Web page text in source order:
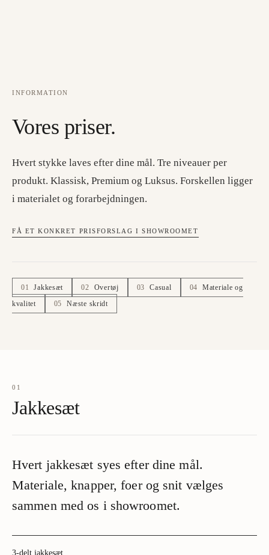
INFORMATION
Vores priser.
Hvert stykke laves efter dine mål. Tre niveauer per
produkt. Klassisk, Premium og Luksus. Forskellen ligger
i materialet og forarbejdningen.
FÅ ET KONKRET PRISFORSLAG I SHOWROOMET
01 Jakkesæt 02 Overtøj 03 Casual 04
Materiale og
kvalitet
05 Næste skridt
01
Jakkesæt
Hvert jakkesæt syes efter dine mål.
Materiale, knapper, foer og snit vælges
sammen med os i showroomet.
3-delt jakkesæt